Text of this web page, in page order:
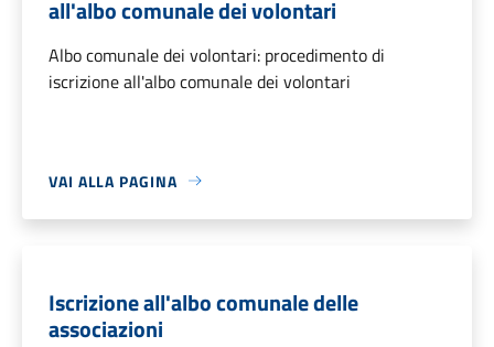
all'albo comunale dei volontari
Albo comunale dei volontari: procedimento di
iscrizione all'albo comunale dei volontari
VAI ALLA PAGINA
Iscrizione all'albo comunale delle
associazioni